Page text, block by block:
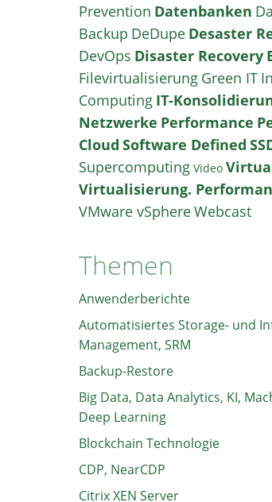
Prevention Datenbanken
Backup DeDupe Desaster
DevOps Disaster Recovery
Filevirtualisierung Green IT
Computing IT-
Netzwerke Performance
Cloud Software Defined
Supercomputing Video
Virtualisierung.
VMware vSphereWebcast
Themen
Anwenderberichte
Automatisiertes Storage- und
Management, SRM
Backup-Restore
Big Data, Data Analytics, KI,
Deep Learning
Blockchain Technologie
CDP, NearCDP
Citrix XEN Server